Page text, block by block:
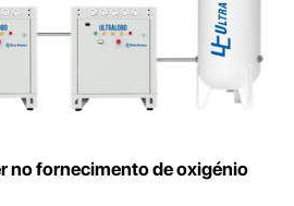
no fornecimento de oxigénio